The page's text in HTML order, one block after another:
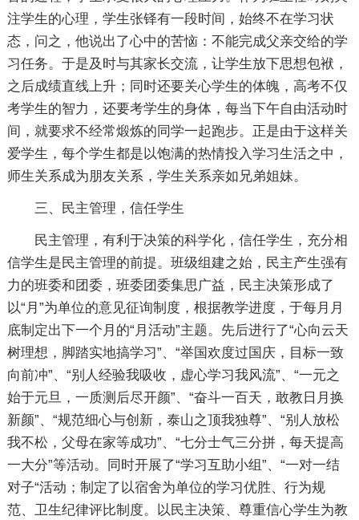
注学生的心理，学生张铎有一段时间，始终不在学习状
态，问之，他说出了心中的苦恼：不能完成父亲交给的学
习任务。于是及时与其家长交流，让学生放下思想包袱，
之后成绩直线上升；同时还要关心学生的体魄，高考不仅
考学生的智力，还要考学生的身体，每当下午自由活动时
间，就要求不经常煅炼的同学一起跑步。正是由于这样关
爱学生，每个学生都是以饱满的热情投入学习生活之中，
师生关系成为朋友关系，学生关系亲如兄弟姐妹。
三、民主管理，信任学生
民主管理，有利于决策的科学化，信任学生，充分相
信学生是民主管理的前提。班级组建之始，民主产生强有
力的班委和团委，班委团委集思广益，民主决策形成了
以“月”为单位的意见征询制度，根据教学进度，于每月月
底制定出下一个月的“月活动”主题。先后进行了“心向云天
树理想，脚踏实地搞学习”、“举国欢度过国庆，目标一致
向前冲”、“别人经验我吸收，虚心学习我风流”、“一元之
始于元旦，一质测后尽开颜”、“奋斗一百天，敢教日月换
新颜”、“规范细心与创新，泰山之顶我独尊”、“别人放松
我不松，父母在家等成功”、“七分士气三分拼，每天提高
一大分”等活动。同时开展了“学习互助小组”、“一对一结
对子“活动；制定了以宿舍为单位的学习优胜、行为规
范、卫生纪律评比制度。以民主决策、尊重信心学生为教